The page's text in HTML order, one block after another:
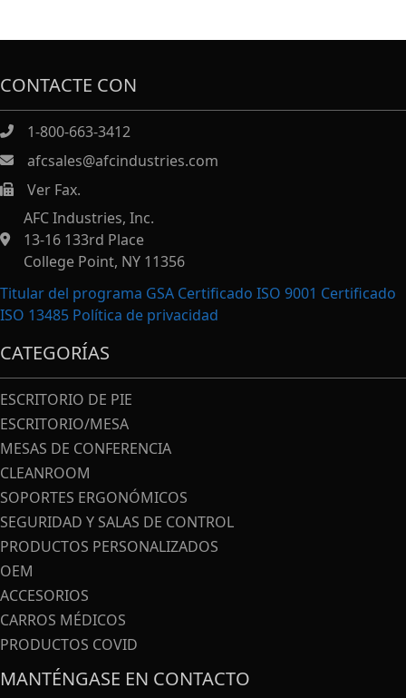
CONTACTE CON
1-800-663-3412
afcsales@afcindustries.com
https://afcindustries.com/contact/#:~:text=Fax
Ver Fax.
AFC Industries, Inc.
13-16 133rd Place
College Point, NY 11356
Titular del programa GSA Certificado ISO 9001 Certificado
ISO 13485 Política de privacidad
CATEGORÍAS
ESCRITORIO DE PIE
ESCRITORIO/MESA
MESAS DE CONFERENCIA
CLEANROOM
SOPORTES ERGONÓMICOS
SEGURIDAD Y SALAS DE CONTROL
PRODUCTOS PERSONALIZADOS
OEM
ACCESORIOS
CARROS MÉDICOS
PRODUCTOS COVID
MANTÉNGASE EN CONTACTO